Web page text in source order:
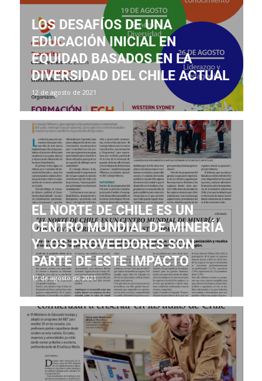
LOS DESAFÍOS DE UNA
EDUCACIÓN INICIAL EN
EQUIDAD BASADOS EN LA
DIVERSIDAD DEL CHILE ACTUAL
12 de agosto de 2021
EL NORTE DE CHILE ES UN
CENTRO MUNDIAL DE MINERÍA
Y LOS PROVEEDORES SON
PARTE DE ESTE IMPACTO
12 de agosto de 2021